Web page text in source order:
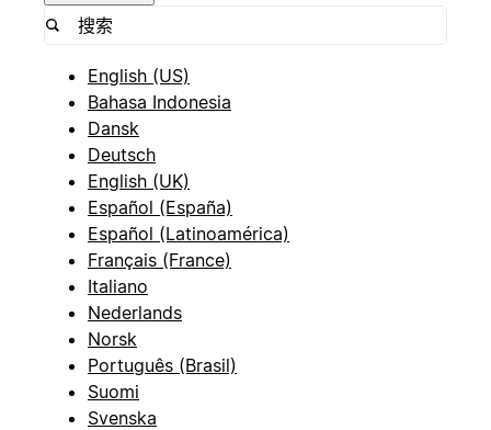
English (US)
Bahasa Indonesia
Dansk
Deutsch
English (UK)
Español (España)
Español (Latinoamérica)
Français (France)
Italiano
Nederlands
Norsk
Português (Brasil)
Suomi
Svenska